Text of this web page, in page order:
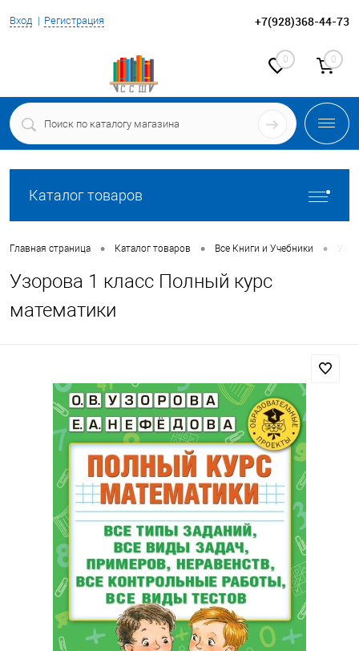
Вход Регистрация +7(928)368-44-73
0 0
Каталог товаров
Главная страница • Каталог товаров • Все Книги и Учебники •
Узорова 1 класс Полный курс
математики